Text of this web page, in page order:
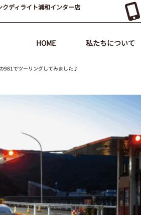
ディライト浦和インター店
HOME 私たちについて
981でツーリングしてみました♪